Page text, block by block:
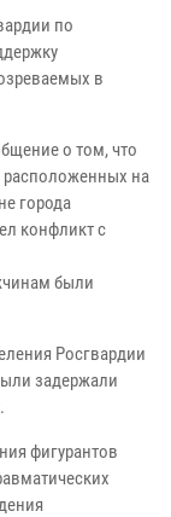
по
в
о том, что
расположенных на
города
конфликт с
были
Росгвардии
задержали
фигурантов